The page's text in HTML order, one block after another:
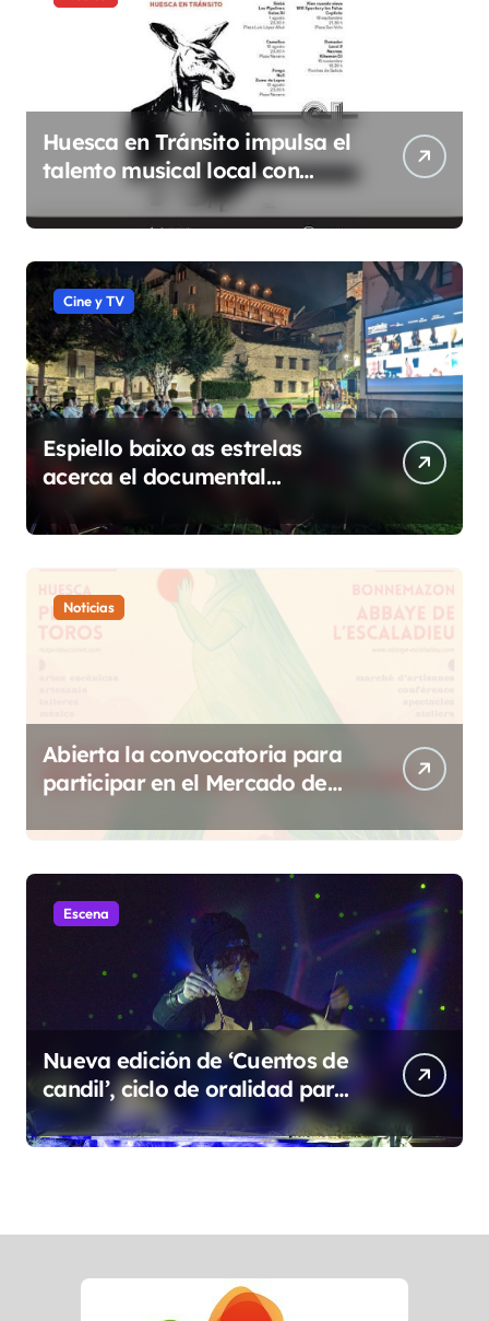
Huesca en Tránsito impulsa el
talento musical local con
conciertos durante todo 2026
Cine y TV
Espiello baixo as estrelas
acerca el documental
etnográfico a 14 localidades
de Sobrarbe
Noticias
Abierta la convocatoria para
participar en el Mercado de
Escena
Nueva edición de ‘Cuentos de
candil’, ciclo de oralidad para
la microrruralidad de la Hoya